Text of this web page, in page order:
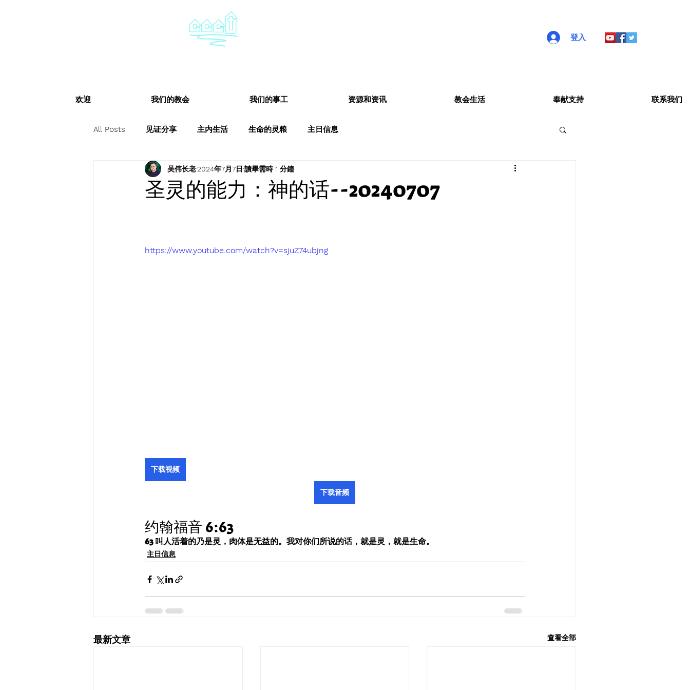
登入
欢迎 我们的教会 我们的事工 资源和资讯 教会生活 奉献支持 联系我们
All Posts 见证分享 主内生活 生命的灵粮 主日信息
圣灵的能力：神的话--20240707
吴伟长老2024年7月7日 讀畢需時 1 分鐘
https://www.youtube.com/watch?v=sjuZ74ubjng
下载视频
下载音频
约翰福音 6:63
63 叫人活着的乃是灵，肉体是无益的。我对你们所说的话，就是灵，就是生命。
主日信息
最新文章 查看全部